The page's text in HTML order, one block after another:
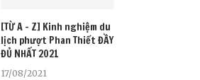
[TỪ A – Z] Kinh nghiệm du
lịch phượt Phan Thiết ĐẦY
ĐỦ NHẤT 2021
17/08/2021